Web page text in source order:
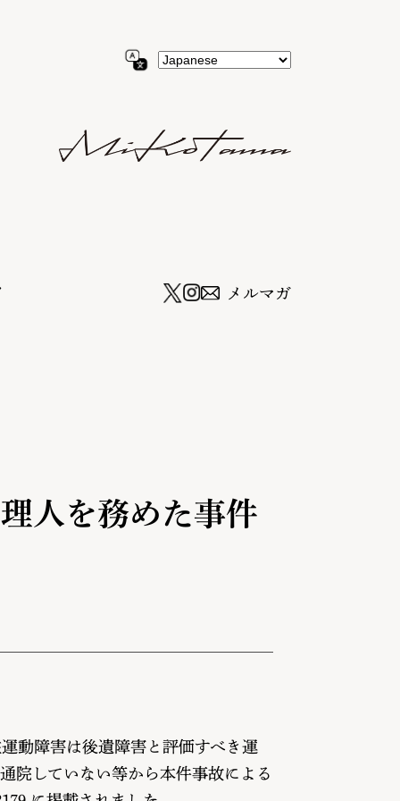
メルマガ
人を務めた事件
動障害は後遺障害と評価すべき運
院していない等から本件事故による